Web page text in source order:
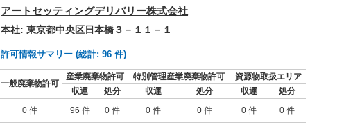
アートセッティングデリバリー株式会社
本社: 東京都中央区日本橋３－１１－１
許可情報サマリー (総計: 96 件)
一般廃棄物許可
産業廃棄物許可 特別管理産業廃棄物許可
資源物取扱エリア
収運
処分 収運 処分 収運
処分
0 件
96 件 0 件 0 件 0 件 0 件 0 件